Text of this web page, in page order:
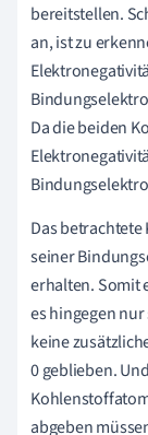
bereitstellen.
an, ist zu
Da die beiden
Das
seiner
erhalten. Somit
es hingegen
keine
0 geblieben.
abgeben